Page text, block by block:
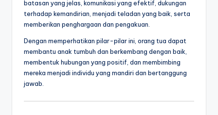
batasan yang jelas, komunikasi yang efektif, dukungan
terhadap kemandirian, menjadi teladan yang baik, serta
memberikan penghargaan dan pengakuan.
Dengan memperhatikan pilar-pilar ini, orang tua dapat
membantu anak tumbuh dan berkembang dengan baik,
membentuk hubungan yang positif, dan membimbing
mereka menjadi individu yang mandiri dan bertanggung
jawab.